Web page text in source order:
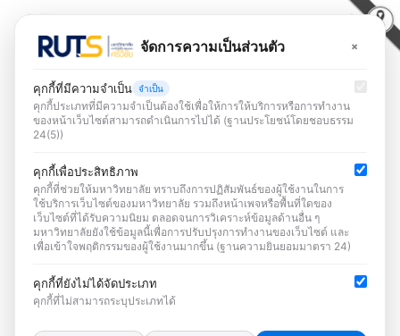
Skip
content
Search
แจ้งเตือนภัยไซเบอร์
แจ้งเตือนภัยไซเบอร์
การแจ้งเตือนกรณี Google แก้ไขช่องโหว่
จัดการความเป็นส่วนตัว ×
คุกกี้ที่มีความจำเป็น จำเป็น
คุกกี้ประเภทที่มีความจำเป็นต้องใช้เพื่อให้การให้บริการหรือการทำงาน
ของหน้าเว็บไซต์สามารถดำเนินการไปได้ (ฐานประโยชน์โดยชอบธรรม
24(5))
คุกกี้เพื่อประสิทธิภาพ
คุกกี้ที่ช่วยให้มหาวิทยาลัย ทราบถึงการปฏิสัมพันธ์ของผู้ใช้งานในการ
ใช้บริการเว็บไซต์ของมหาวิทยาลัย รวมถึงหน้าเพจหรือพื้นที่ใดของ
เว็บไซต์ที่ได้รับความนิยม ตลอดจนการวิเคราะห์ข้อมูลด้านอื่น ๆ
มหาวิทยาลัยยังใช้ข้อมูลนี้เพื่อการปรับปรุงการทำงานของเว็บไซต์ และ
เพื่อเข้าใจพฤติกรรมของผู้ใช้งานมากขึ้น (ฐานความยินยอมมาตรา 24)
คุกกี้ที่ยังไม่ได้จัดประเภท
คุกกี้ที่ไม่สามารถระบุประเภทได้